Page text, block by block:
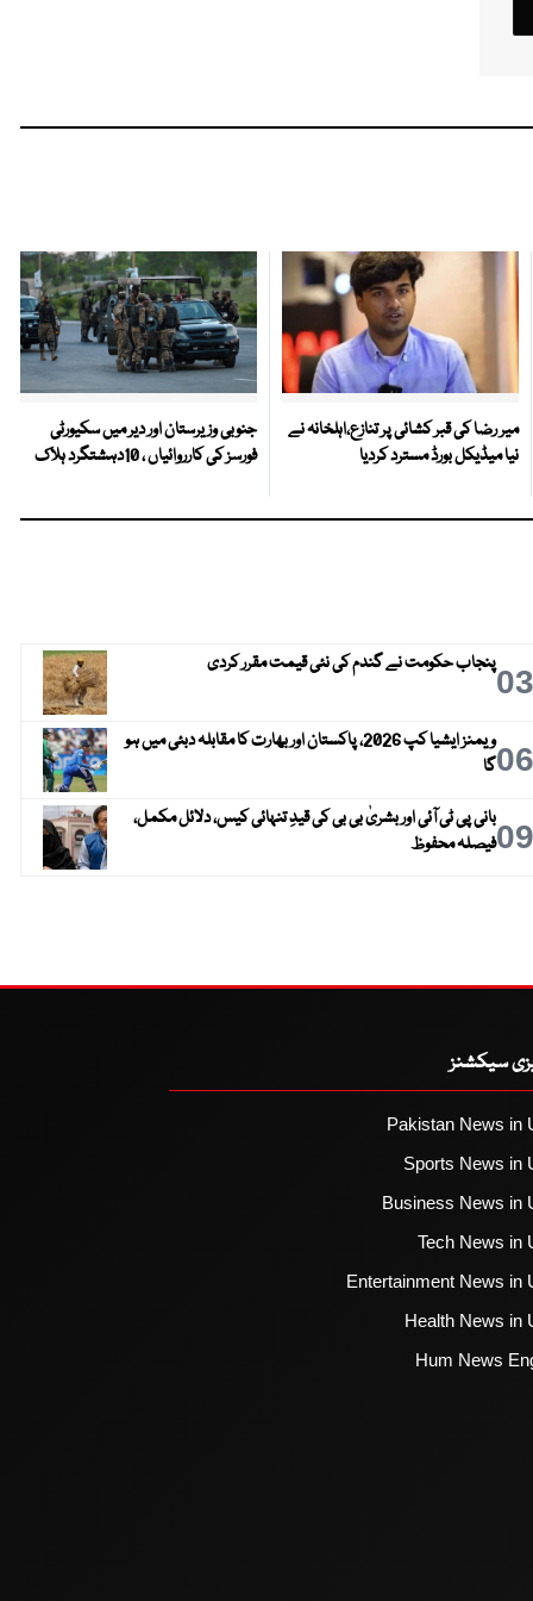
میر رضا کی قبر کشائی پر تنازع،اہلخانہ نے
نیا میڈیکل بورڈ مسترد کردیا
جنوبی وزیرستان اور دیر میں سکیورٹی
فورسز کی کارروائیاں ، 10دہشتگرد ہلاک
03پنجاب حکومت نے گندم کی نئی قیمت مقرر کردی
06
ویمنز ایشیا کپ 2026، پاکستان اور بھارت کا مقابلہ دبئی میں ہو
گا
09بانی پی ٹی آئی اور بشریٰ بی بی کی قیدِ تنہائی کیس، دلائل مکمل،
فیصلہ محفوظ
سیکشنز
Pakistan News in
Sports News in
Business News in
Tech News in
Entertainment News in
Health News in
Hum News